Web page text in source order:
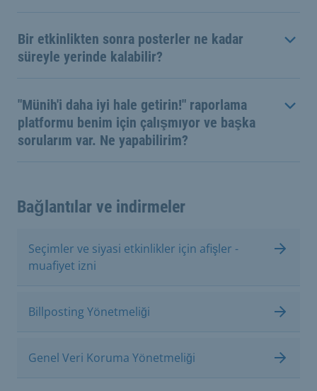
Bir etkinlikten sonra posterler ne kadar
süreyle yerinde kalabilir?
"Münih'i daha iyi hale getirin!" raporlama
platformu benim için çalışmıyor ve başka
sorularım var. Ne yapabilirim?
Bağlantılar ve indirmeler
Seçimler ve siyasi etkinlikler için afişler -
muafiyet izni
Billposting Yönetmeliği
Genel Veri Koruma Yönetmeliği